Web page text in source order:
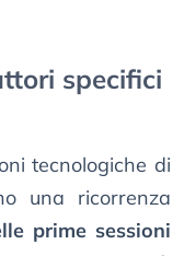
specifici
tecnologiche di
una ricorrenza
prime sessioni